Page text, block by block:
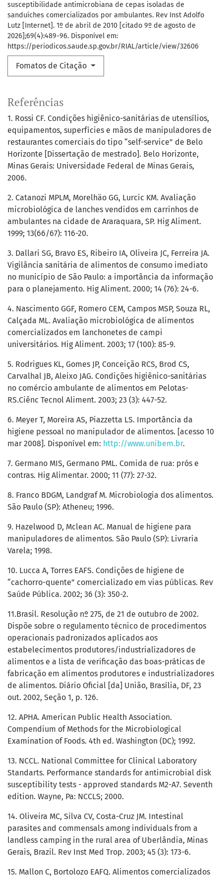
susceptibilidade antimicrobiana de cepas isoladas de
sanduíches comercializados por ambulantes. Rev Inst Adolfo
Lutz [Internet]. 1º de abril de 2010 [citado 9º de agosto de
2026];69(4):489-96. Disponível em:
https://periodicos.saude.sp.gov.br/RIAL/article/view/32606
Fomatos de Citação
Referências
1. Rossi CF. Condições higiênico-sanitárias de utensílios,
equipamentos, superfícies e mãos de manipuladores de
restaurantes comerciais do tipo “self-service” de Belo
Horizonte [Dissertação de mestrado]. Belo Horizonte,
Minas Gerais: Universidade Federal de Minas Gerais,
2006.
2. Catanozi MPLM, Morelhäo GG, Lurcic KM. Avaliação
microbiológica de lanches vendidos em carrinhos de
ambulantes na cidade de Araraquara, SP. Hig Aliment.
1999; 13(66/67): 116-20.
3. Dallari SG, Bravo ES, Ribeiro IA, Oliveira JC, Ferreira JA.
Vigilância sanitária de alimentos de consumo imediato
no município de São Paulo: a importância da informação
para o planejamento. Hig Aliment. 2000; 14 (76): 24-6.
4. Nascimento GGF, Romero CEM, Campos MSP, Souza RL,
Calçada ML. Avaliação microbiológica de alimentos
comercializados em lanchonetes de campi
universitários. Hig Aliment. 2003; 17 (100): 85-9.
5. Rodrigues KL, Gomes JP, Conceição RCS, Brod CS,
Carvalhal JB, Aleixo JAG. Condições higiênico-sanitárias
no comércio ambulante de alimentos em Pelotas-
RS.Ciênc Tecnol Aliment. 2003; 23 (3): 447-52.
6. Meyer T, Moreira AS, Piazzetta LS. Importância da
higiene pessoal no manipulador de alimentos. [acesso 10
mar 2008]. Disponível em: http://www.unibem.br.
7. Germano MIS, Germano PML. Comida de rua: prós e
contras. Hig Alimentar. 2000; 11 (77): 27-32.
8. Franco BDGM, Landgraf M. Microbiologia dos alimentos.
São Paulo (SP): Atheneu; 1996.
9. Hazelwood D, Mclean AC. Manual de higiene para
manipuladores de alimentos. São Paulo (SP): Livraria
Varela; 1998.
10. Lucca A, Torres EAFS. Condições de higiene de
“cachorro-quente” comercializado em vias públicas. Rev
Saúde Pública. 2002; 36 (3): 350-2.
11.Brasil. Resolução nº 275, de 21 de outubro de 2002.
Dispõe sobre o regulamento técnico de procedimentos
operacionais padronizados aplicados aos
estabelecimentos produtores/industrializadores de
alimentos e a lista de verificação das boas-práticas de
fabricação em alimentos produtores e industrializadores
de alimentos. Diário Oficial [da] União, Brasília, DF, 23
out. 2002, Seção 1, p. 126.
12. APHA. American Public Health Association.
Compendium of Methods for the Microbiological
Examination of Foods. 4th ed. Washington (DC); 1992.
13. NCCL. National Committee for Clinical Laboratory
Standarts. Performance standards for antimicrobial disk
susceptibility tests - approved standards M2-A7. Seventh
edition. Wayne, Pa: NCCLS; 2000.
14. Oliveira MC, Silva CV, Costa-Cruz JM. Intestinal
parasites and commensals among individuals from a
landless camping in the rural area of Uberlândia, Minas
Gerais, Brazil. Rev Inst Med Trop. 2003; 45 (3): 173-6.
15. Mallon C, Bortolozo EAFQ. Alimentos comercializados